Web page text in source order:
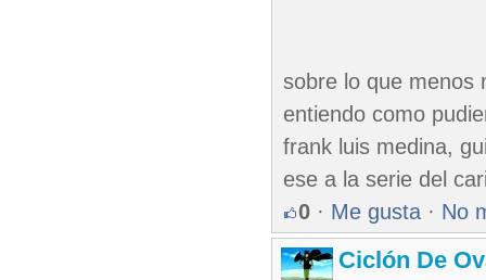
sobre lo que menos
entiendo como
frank luis medina,
ese a la serie del
0 · Me gusta · No
Ciclón De